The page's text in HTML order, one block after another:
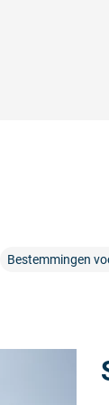
Bestemmingen